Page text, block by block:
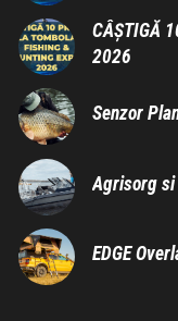
CÂȘTIGĂ
2026
Senzor
Agrisorg si
EDGE